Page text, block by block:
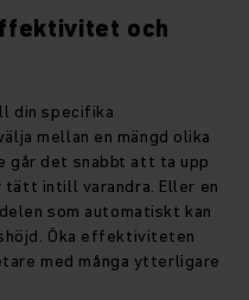
och
din specifika
mellan en mängd olika
går det snabbt att ta upp
intill varandra. Eller en
som automatiskt kan
Öka effektiviteten
med många ytterligare